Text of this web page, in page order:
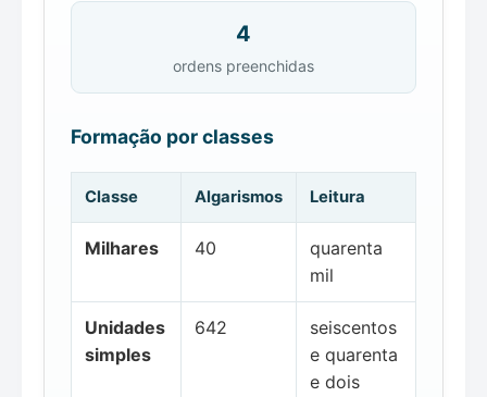
4
ordens preenchidas
Formação por classes
Classe Algarismos Leitura
Milhares 40
quarenta
mil
Unidades
simples
642
seiscentos
e quarenta
e dois